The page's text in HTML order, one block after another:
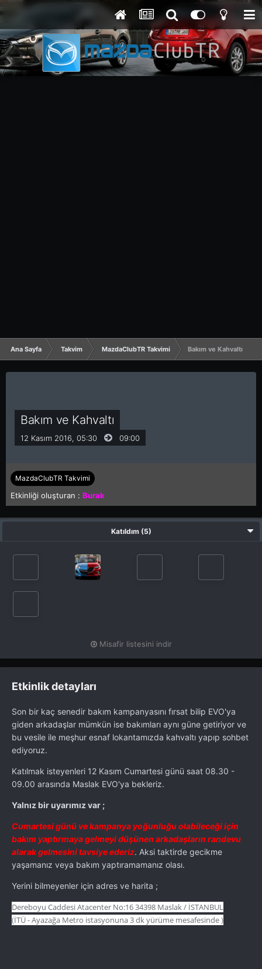
Ana Sayfa Takvim MazdaClubTR Takvimi Bakım ve Kahvaltı
Bakım ve Kahvaltı
12 Kasım 2016, 05:30 09:00
MazdaClubTR Takvimi
Etkinliği oluşturan : Burak
Katıldım (5)
Misafir listesini indir
Etkinlik detayları
Son bir kaç senedir bakım kampanyasını fırsat bilip EVO'ya
giden arkadaşlar mümkün ise bakımları aynı güne getiriyor ve
bu vesile ile meşhur esnaf lokantamızda kahvaltı yapıp sohbet
ediyoruz.
Katılmak isteyenleri 12 Kasım Cumartesi günü saat 08.30 -
09.00 arasında Maslak EVO'ya bekleriz.
Yalnız bir uyarımız var ;
Cumartesi günü ve kampanya yoğunluğu olabileceği için
bakım yaptırmaya gelmeyi düşünen arkadaşların randevu
alarak gelmesini tavsiye ederiz. Aksi taktirde gecikme
yaşamanız veya bakım yaptıramamanız olası.
Yerini bilmeyenler için adres ve harita ;
Dereboyu Caddesi Atacenter No:16 34398 Maslak / İSTANBUL
(İTÜ - Ayazağa Metro istasyonuna 3 dk yürüme mesafesinde )